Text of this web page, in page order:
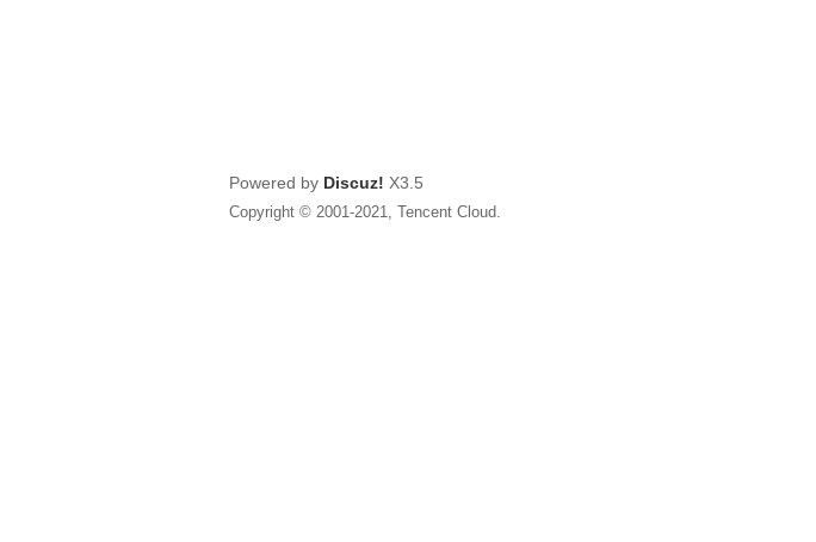
Powered by Discuz! X3.5
Copyright © 2001-2021, Tencent Cloud.